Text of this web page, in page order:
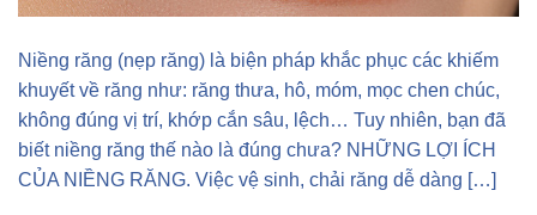
Niềng răng (nẹp răng) là biện pháp khắc phục các khiếm
khuyết về răng như: răng thưa, hô, móm, mọc chen chúc,
không đúng vị trí, khớp cắn sâu, lệch… Tuy nhiên, bạn đã
biết niềng răng thế nào là đúng chưa? NHỮNG LỢI ÍCH
CỦA NIỀNG RĂNG. Việc vệ sinh, chải răng dễ dàng […]